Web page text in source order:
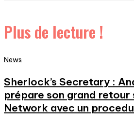
Plus de lecture !
News
Sherlock’s Secretary :
prépare son grand retour
Network avec un